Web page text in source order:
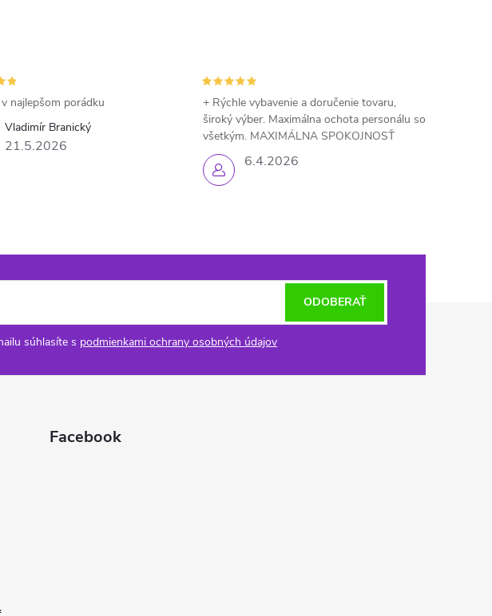
Vladimír Branický
21.5.2026
najlepšom porádku
6.4.2026
+ Rýchle vybavenie a doručenie tovaru,
široký výber. Maximálna ochota personálu so
všetkým. MAXIMÁLNA SPOKOJNOSŤ
súhlasíte s podmienkami ochrany osobných údajov
ODOBERAŤ
Facebook